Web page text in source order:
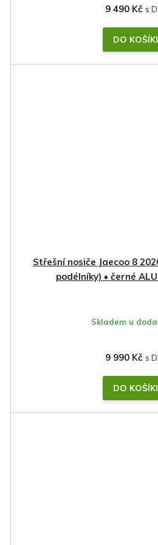
9 490 Kč
DO
Střešní nosiče Jaecoo 8
podélníky) • černé
Skladem u
9 990 Kč
DO